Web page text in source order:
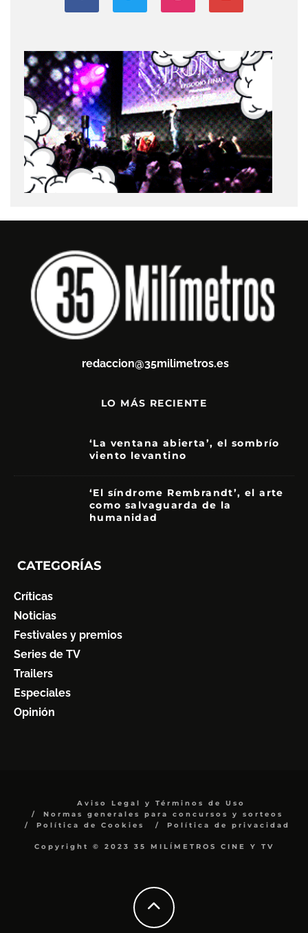
redaccion@35milimetros.es
LO MÁS RECIENTE
‘La ventana abierta’, el sombrío
viento levantino
‘El síndrome Rembrandt’, el arte
como salvaguarda de la
humanidad
CATEGORÍAS
Críticas
Noticias
Festivales y premios
Series de TV
Trailers
Especiales
Opinión
Aviso Legal y Términos de Uso
Normas generales para concursos y sorteos
Política de Cookies
Política de privacidad
Copyright © 2023 35 MILÍMETROS CINE Y TV